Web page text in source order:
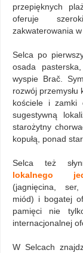
przepięknych
oferuje
zakwaterowania
Selca po
osada
wyspie Brač.
rozwój przemysłu
kościele i zamki
sugestywną
starożytny
kopułą, ponad
Selca też
lokalnego
(jagnięcina, ser,
miód) i bogatej
pamięci nie
internacjonalnej
W Selcach